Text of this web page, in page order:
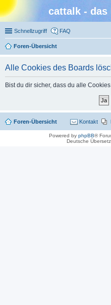
cattalk - das
Schnellzugriff FAQ
Foren-Übersicht
Alle Cookies des Boards
Bist du dir sicher, dass du alle
Foren-Übersicht Kontakt
Powered by phpBB®
Deutsche